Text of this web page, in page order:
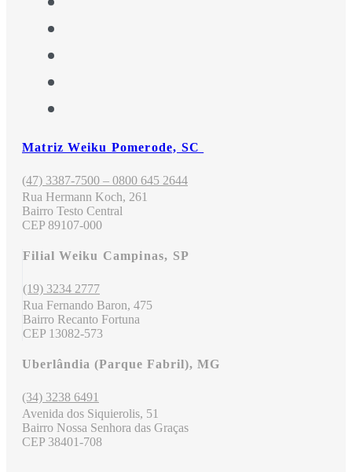
Matriz Weiku Pomerode, SC
(47) 3387-7500 – 0800 645 2644
Rua Hermann Koch, 261
Bairro Testo Central
CEP 89107-000
Filial Weiku Campinas, SP
(19) 3234 2777
Rua Fernando Baron, 475
Bairro Recanto Fortuna
CEP 13082-573
Uberlândia (Parque Fabril), MG
(34) 3238 6491
Avenida dos Siquierolis, 51
Bairro Nossa Senhora das Graças
CEP 38401-708